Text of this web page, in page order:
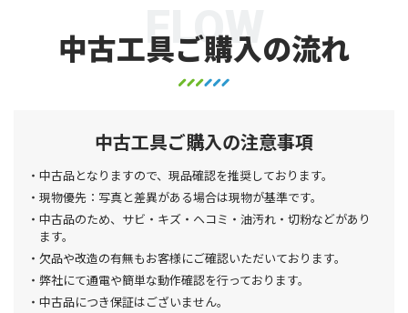
中古工具ご購入の流れ
FLOW
中古工具ご購入の注意事項
中古品となりますので、現品確認を推奨しております。
現物優先：写真と差異がある場合は現物が基準です。
中古品のため、サビ・キズ・ヘコミ・油汚れ・切粉などがあり
ます。
欠品や改造の有無もお客様にご確認いただいております。
弊社にて通電や簡単な動作確認を行っております。
中古品につき保証はございません。